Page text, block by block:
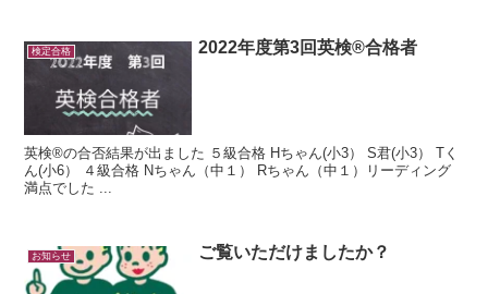
検定合格 2022年度第3回英検®合格者
英検®の合否結果が出ました ５級合格 Hちゃん(小3） S君(小3） Tく
ん(小6） ４級合格 Nちゃん（中１） Rちゃん（中１）リーディング
満点でした ...
お知らせ ご覧いただけましたか？